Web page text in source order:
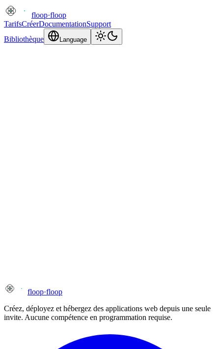
floop·floop
TarifsCréerDocumentationSupport
Bibliothèque
Language
floop·floop
Créez, déployez et hébergez des applications web depuis une seule
invite. Aucune compétence en programmation requise.